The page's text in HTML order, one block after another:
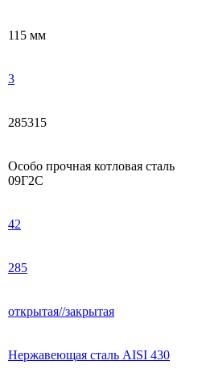
115 мм
3
285315
Особо прочная котловая сталь
09Г2С
42
285
открытая//закрытая
Нержавеющая сталь AISI 430